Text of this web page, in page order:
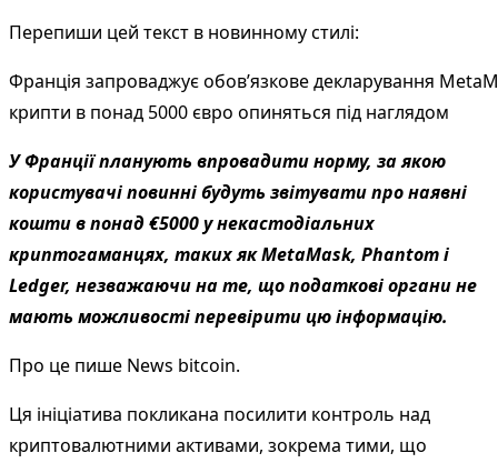
Перепиши цей текст в новинному стилі:
Франція запроваджує обов’язкове декларування
крипти в понад 5000 євро опиняться під наглядом
У Франції планують впровадити норму, за якою
користувачі повинні будуть звітувати про наявні
кошти в понад €5000 у некастодіальних
криптогаманцях, таких як MetaMask, Phantom і
Ledger, незважаючи на те, що податкові органи не
мають можливості перевірити цю інформацію.
Про це пише News bitcoin.
Ця ініціатива покликана посилити контроль над
криптовалютними активами, зокрема тими, що